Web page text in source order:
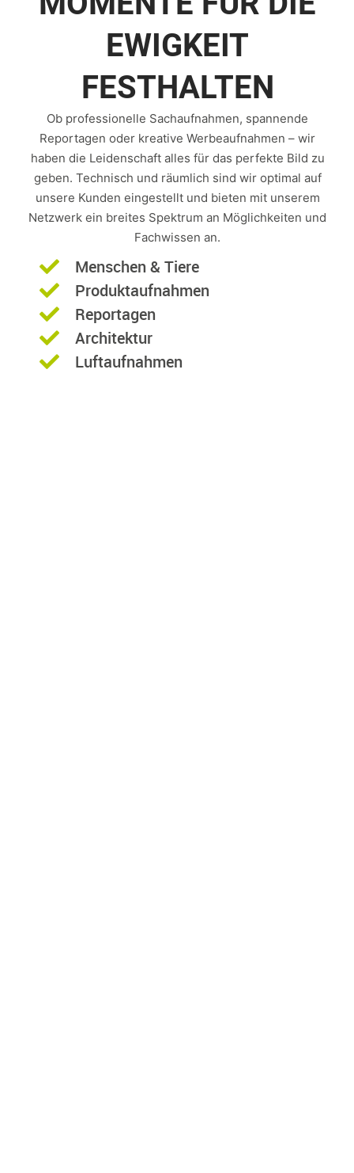
EWIGKEIT
FESTHALTEN
Ob professionelle Sachaufnahmen, spannende
Reportagen oder kreative Werbeaufnahmen – wir
haben die Leidenschaft alles für das perfekte Bild zu
geben. Technisch und räumlich sind wir optimal auf
unsere Kunden eingestellt und bieten mit unserem
Netzwerk ein breites Spektrum an Möglichkeiten und
Fachwissen an.
Menschen & Tiere
Produktaufnahmen
Reportagen
Architektur
Luftaufnahmen